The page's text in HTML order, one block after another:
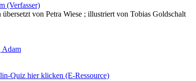
(Verfasser)
von Petra Wiese ; illustriert von Tobias Goldschalt
Adam
Quiz hier klicken (E-Ressource)